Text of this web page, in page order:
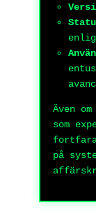
Även
som
på